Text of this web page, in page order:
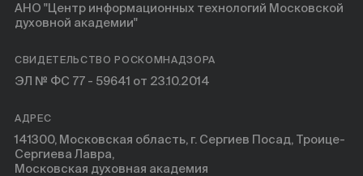
АНО "Центр информационных технологий Московской
духовной академии"
СВИДЕТЕЛЬСТВО РОСКОМНАДЗОРА
ЭЛ № ФС 77 - 59641 от 23.10.2014
АДРЕС
141300, Московская область, г. Сергиев Посад, Троице-
Сергиева Лавра,
Московская духовная академия